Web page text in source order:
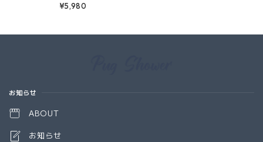
¥5,980
お知らせ
ABOUT
お知らせ